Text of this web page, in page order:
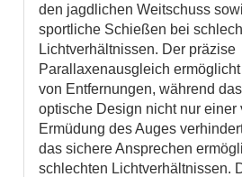
den jagdlichen Weitschuss
sportliche Schießen bei
Lichtverhältnissen. Der präzise
Parallaxenausgleich
von Entfernungen, während
optische Design nicht nur einer
Ermüdung des Auges
das sichere Ansprechen
schlechten Lichtverhältnissen.